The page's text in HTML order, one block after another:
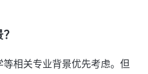
相关专业背景优先考虑。但